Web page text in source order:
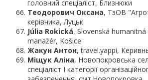
головний спеціаліст, Близнюки
Теодорович Оксана, ТзОВ
керівника, Луцьк
Júlia Rokická, Slovenská
manažér, Košice
Жакун Антон, travel.yappi,
Міщук Аліна, Новопокровська
спеціаліст І категорії